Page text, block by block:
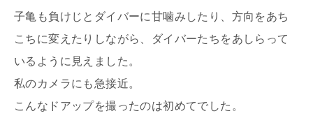
子亀も負けじとダイバーに甘噛みしたり、方向をあち
こちに変えたりしながら、ダイバーたちをあしらって
いるように見えました。
私のカメラにも急接近。
こんなドアップを撮ったのは初めてでした。